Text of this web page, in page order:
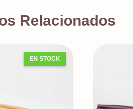
Relacionados
EN STOCK